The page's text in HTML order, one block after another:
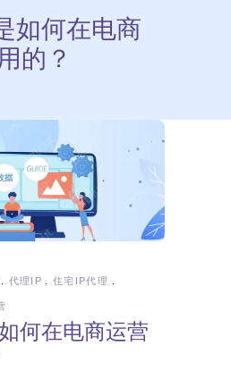
如何在电商
的？
代理IP 住宅IP代理
何在电商运营